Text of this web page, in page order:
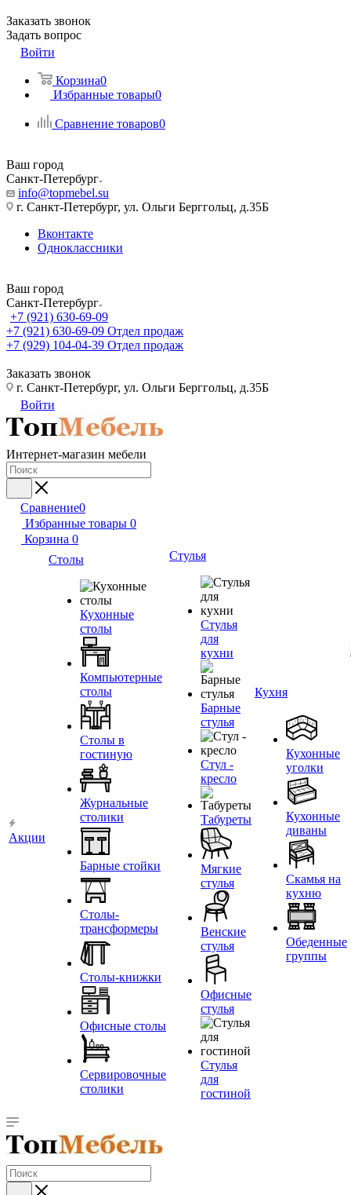
Заказать звонок
Задать вопрос
Войти
Корзина0
Избранные товары0
Сравнение товаров0
Ваш город
Санкт-Петербург
info@topmebel.su
г. Санкт-Петербург, ул. Ольги Берггольц, д.35Б
Вконтакте
Одноклассники
Ваш город
Санкт-Петербург
+7 (921) 630-69-09
+7 (921) 630-69-09 Отдел продаж
+7 (929) 104-04-39 Отдел продаж
Заказать звонок
г. Санкт-Петербург, ул. Ольги Берггольц, д.35Б
Войти
Интернет-магазин мебели
Сравнение0
Избранные товары 0
Корзина 0
Акции
Столы
Кухонные
столы
Компьютерные
столы
Столы в
гостиную
Журнальные
столики
Барные стойки
Столы-
трансформеры
Столы-книжки
Офисные столы
Сервировочные
столики
Стулья
Стулья
для
кухни
Барные
стулья
Стул -
кресло
Табуреты
Мягкие
стулья
Венские
стулья
Офисные
стулья
Стулья
для
гостиной
Кухня
Кухонные
уголки
Кухонные
диваны
Скамья на
кухню
Обеденные
группы